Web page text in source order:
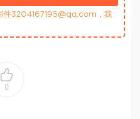
件3204167195@qq.com，我
0